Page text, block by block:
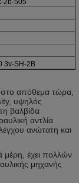
2b-505
3v-SH-2B
στο απόθεμα τώρα,
υψηλός
βαλβίδα
αντλία
ανώτατη και
μέρη, έχει πολλών
μηχανής